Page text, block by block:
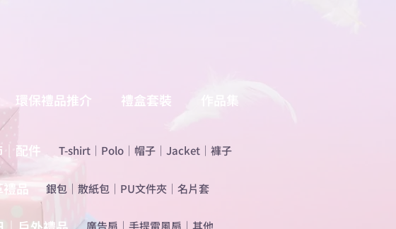
環保禮品推介 禮盒套裝 作品集
配件 T-shirt ｜ Polo ｜ 帽子 ｜ Jacket ｜ 褲子
品 ​銀包 ｜ 散紙包 ｜ PU文件夾 ｜ 名片套
​廣告扇 ｜ 手提電風扇 ｜ 其他